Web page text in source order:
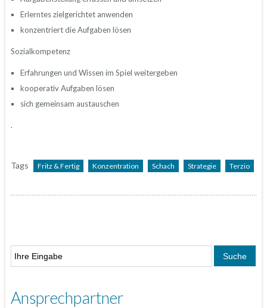
Erlerntes zielgerichtet anwenden
konzentriert die Aufgaben lösen
Sozialkompetenz
Erfahrungen und Wissen im Spiel weitergeben
kooperativ Aufgaben lösen
sich gemeinsam austauschen
.
Tags Fritz & Fertig Konzentration Schach Strategie Terzio
Ansprechpartner